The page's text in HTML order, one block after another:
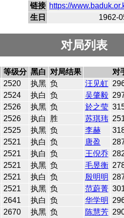
链接 https://
生日
1962-
对局列表
等级分 黑白 对局结果 对
2520 执黑 负 汪见虹
2524 执白 负 吴肇毅
2526 执黑 负 於之莹
2526 执白 胜 苏琪玮
2525 执黑 负 李赫
2521 执白 负 唐盈
2521 执白 负 王倪乔
2521 执黑 负 毛昱衡
2521 执白 负 殷明明
2521 执黑 负 范蔚菁
2641 执白 负 华学明
2670 执黑 负 陈慧芳